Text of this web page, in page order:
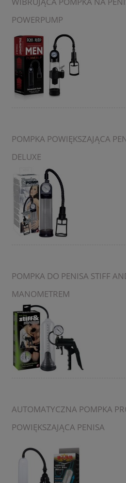
POWERPUMP
POMPKA POWIĘKSZAJĄCA
DELUXE
POMPKA DO PENISA STIFF
MANOMETREM
AUTOMATYCZNA POMPKA
POWIĘKSZAJĄCA PENISA